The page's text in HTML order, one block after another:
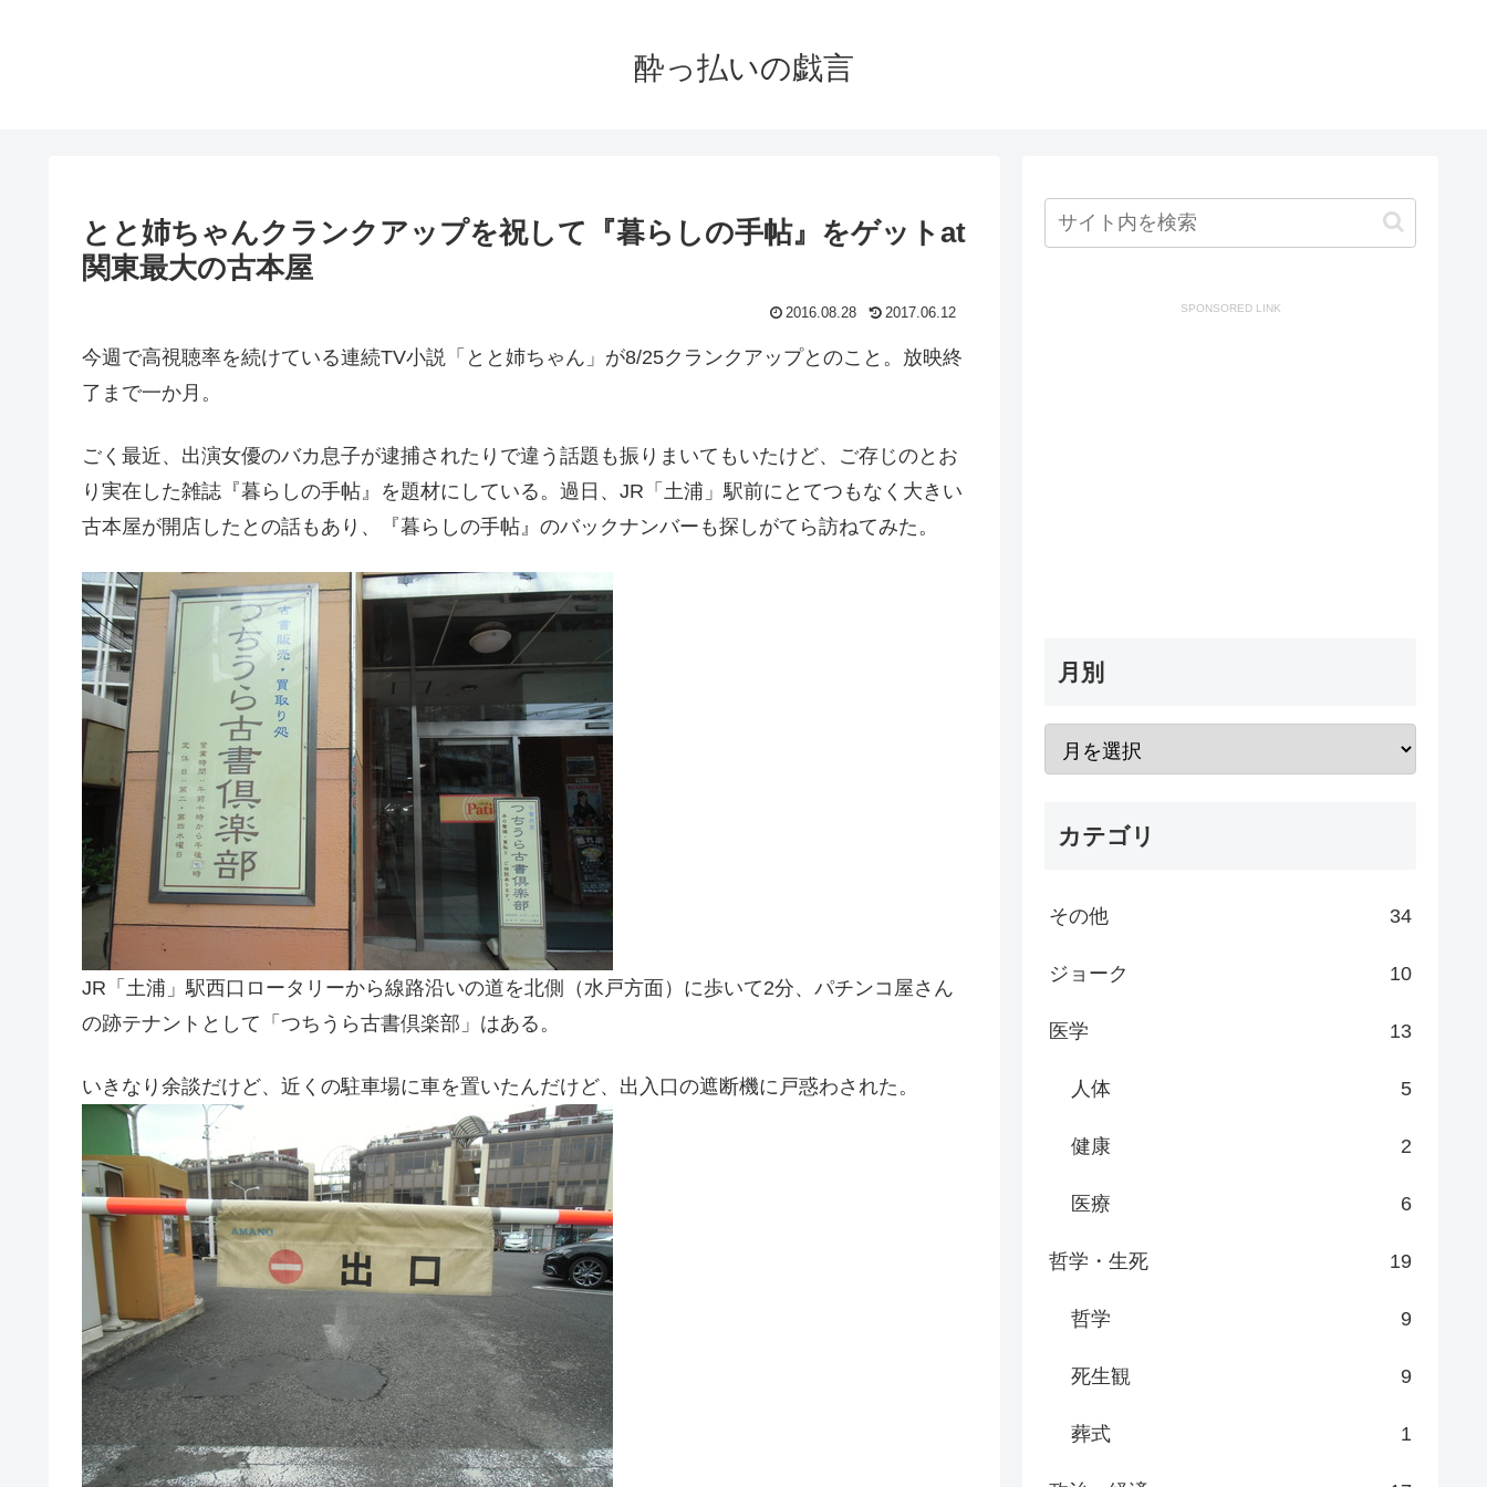
酔っ払いの戯言
とと姉ちゃんクランクアップを祝して『暮らしの手帖』をゲットat
関東最大の古本屋
2016.08.28 2017.06.12
今週で高視聴率を続けている連続TV小説「とと姉ちゃん」が8/25クランクアップとのこと。放映終
了まで一か月。
ごく最近、出演女優のバカ息子が逮捕されたりで違う話題も振りまいてもいたけど、ご存じのとお
り実在した雑誌『暮らしの手帖』を題材にしている。過日、JR「土浦」駅前にとてつもなく大きい
古本屋が開店したとの話もあり、『暮らしの手帖』のバックナンバーも探しがてら訪ねてみた。
JR「土浦」駅西口ロータリーから線路沿いの道を北側（水戸方面）に歩いて2分、パチンコ屋さん
の跡テナントとして「つちうら古書倶楽部」はある。
いきなり余談だけど、近くの駐車場に車を置いたんだけど、出入口の遮断機に戸惑わされた。
SPONSORED LINK
月別
カテゴリ
その他 34
ジョーク 10
医学 13
人体 5
健康 2
医療 6
哲学・生死 19
哲学 9
死生観 9
葬式 1